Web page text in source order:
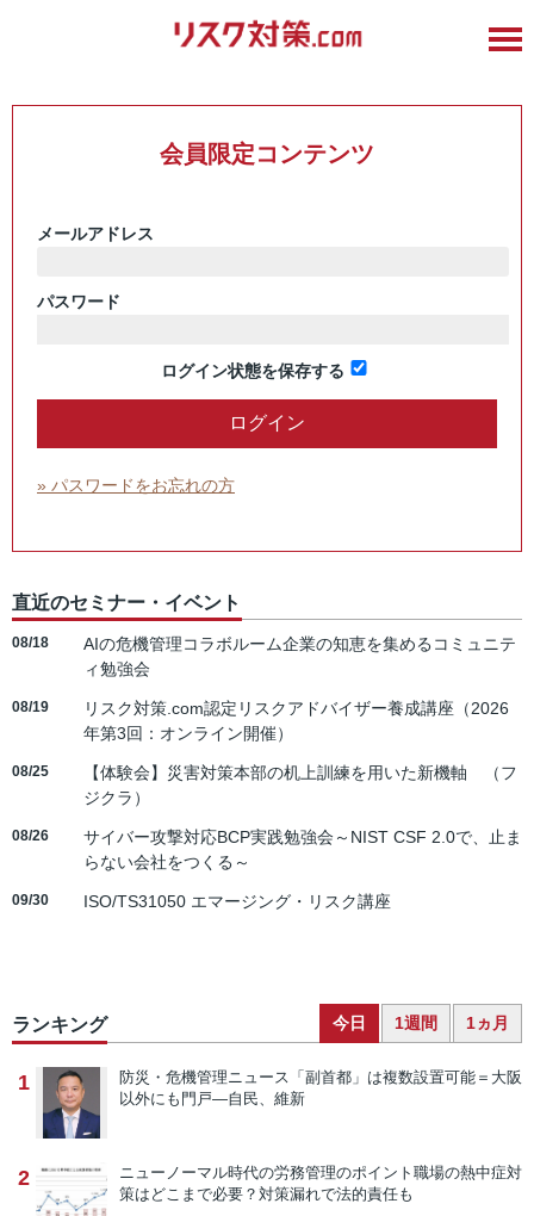
会員限定コンテンツ
メールアドレス
パスワード
ログイン状態を保存する
» パスワードをお忘れの方
直近のセミナー・イベント
08/18
AIの危機管理コラボルーム企業の知恵を集めるコミュニテ
ィ勉強会
08/19
リスク対策.com認定リスクアドバイザー養成講座（2026
年第3回：オンライン開催）
08/25
【体験会】災害対策本部の机上訓練を用いた新機軸 （フ
ジクラ）
08/26
サイバー攻撃対応BCP実践勉強会～NIST CSF 2.0で、止ま
らない会社をつくる～
09/30 ISO/TS31050 エマージング・リスク講座
ランキング 今日 1週間 1ヵ月
1 防災・危機管理ニュース 「副首都」は複数設置可能＝大阪
以外にも門戸―自民、維新
2 ニューノーマル時代の労務管理のポイント 職場の熱中症対
策はどこまで必要？対策漏れで法的責任も